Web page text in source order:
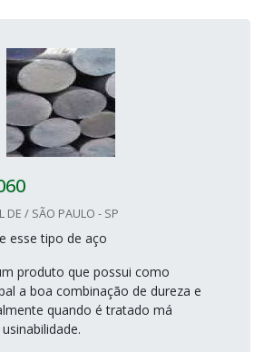
DE / SÃO PAULO - SP
esse tipo de aço
produto que possui como
a boa combinação de dureza e
quando é tratado má